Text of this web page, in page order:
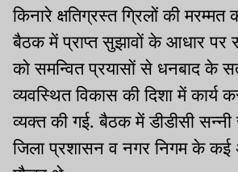
किनारे क्षतिग्रस्त ग्रिलों की मरम्मत
बैठक में प्राप्त सुझावों के आधार पर
को समन्वित प्रयासों से धनबाद के
व्यवस्थित विकास की दिशा में कार्य
व्यक्त की गई. बैठक में डीडीसी सन्नी
जिला प्रशासन व नगर निगम के कई